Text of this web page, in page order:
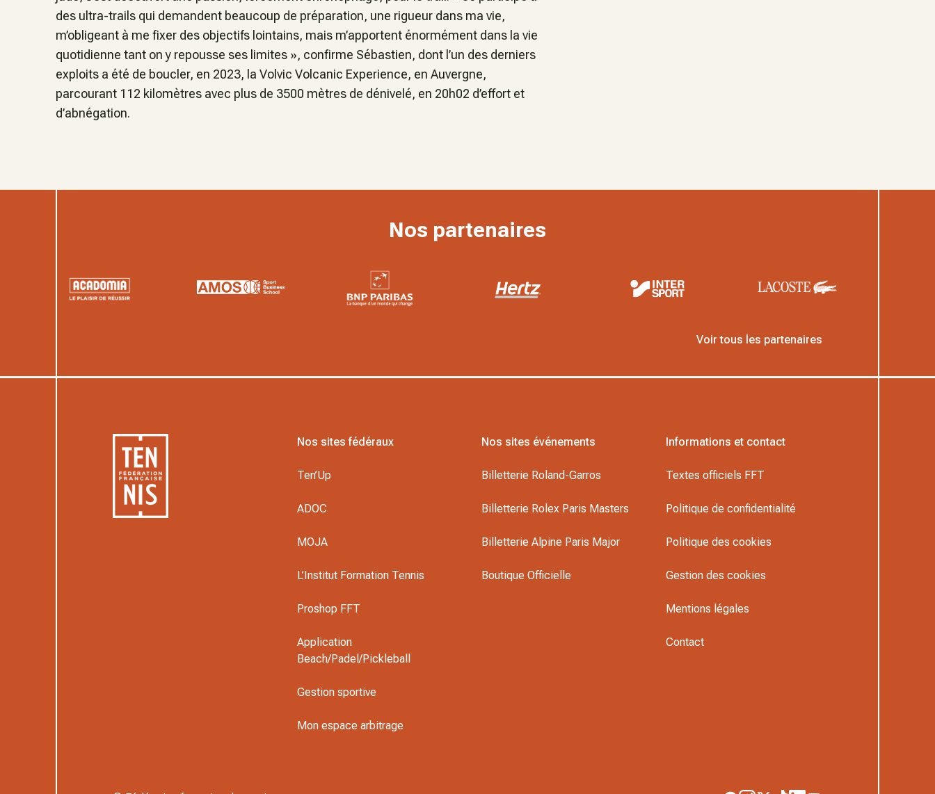
des ultra-trails qui demandent beaucoup de préparation, une rigueur dans ma vie,
m’obligeant à me fixer des objectifs lointains, mais m’apportent énormément dans la vie
quotidienne tant on y repousse ses limites », confirme Sébastien, dont l’un des derniers
exploits a été de boucler, en 2023, la Volvic Volcanic Experience, en Auvergne,
parcourant 112 kilomètres avec plus de 3500 mètres de dénivelé, en 20h02 d’effort et
d’abnégation.
Nos partenaires
Voir tous les partenaires
Nos sites fédéraux
Ten’Up
ADOC
MOJA
L’Institut Formation Tennis
Proshop FFT
Application
Beach/Padel/Pickleball
Gestion sportive
Mon espace arbitrage
Nos sites événements
Billetterie Roland-Garros
Billetterie Rolex Paris Masters
Billetterie Alpine Paris Major
Boutique Officielle
Informations et contact
Textes officiels FFT
Politique de confidentialité
Politique des cookies
Gestion des cookies
Mentions légales
Contact